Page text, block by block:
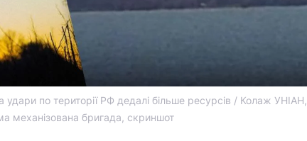
по території РФ дедалі більше ресурсів / Колаж УНІАН,
механізована бригада, скриншот